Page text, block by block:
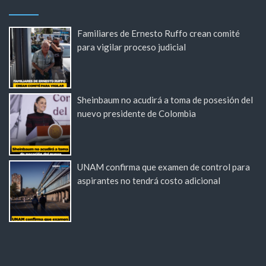
Familiares de Ernesto Ruffo crean comité
para vigilar proceso judicial
Sheinbaum no acudirá a toma de posesión del
nuevo presidente de Colombia
UNAM confirma que examen de control para
aspirantes no tendrá costo adicional